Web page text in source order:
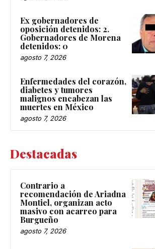
Ex gobernadores de
oposición detenidos: 2.
Gobernadores de Morena
detenidos: 0
agosto 7, 2026
Enfermedades del corazón,
diabetes y tumores
malignos encabezan las
muertes en México
agosto 7, 2026
Destacadas
Contrario a
recomendación de Ariadna
Montiel, organizan acto
masivo con acarreo para
Burgueño
agosto 7, 2026